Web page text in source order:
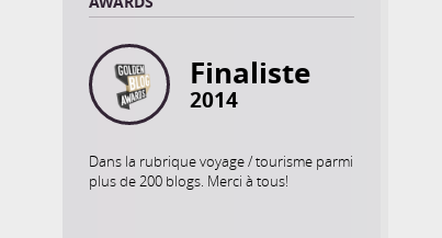
Finaliste
2014
Dans la rubrique voyage / tourisme parmi
plus de 200 blogs. Merci à tous!